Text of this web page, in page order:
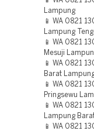
Lampung
📱 WA 0821
Lampung
📱 WA 0821
Mesuji
📱 WA 0821
Barat
📱 WA 0821
Pringsewu
📱 WA 0821
Lampung
📱 WA 0821